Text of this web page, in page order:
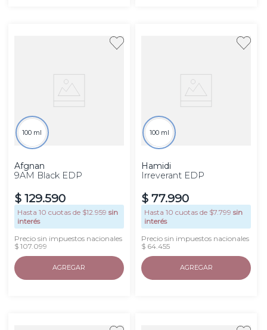
100 ml
Afgnan
9AM Black EDP
$ 129.590
Hasta 10 cuotas de $12.959 sin
interés
Precio sin impuestos nacionales
$ 107.099
AGREGAR
100 ml
Hamidi
Irreverant EDP
$ 77.990
Hasta10 cuotas de $7.799 sin
interés
Precio sin impuestos nacionales
$ 64.455
AGREGAR